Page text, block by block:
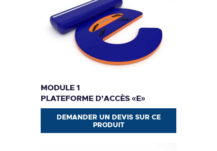
MODULE 1
PLATEFORME D’ACCÈS «E»
DEMANDER UN DEVIS SUR CE
PRODUIT